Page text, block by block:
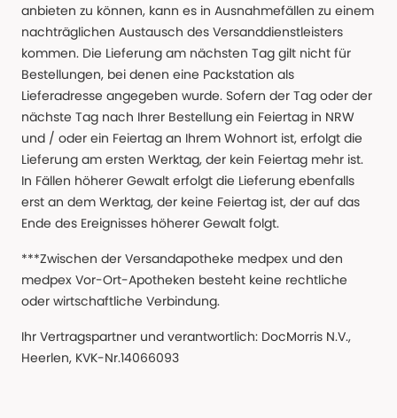
anbieten zu können, kann es in Ausnahmefällen zu einem
nachträglichen Austausch des Versanddienstleisters
kommen. Die Lieferung am nächsten Tag gilt nicht für
Bestellungen, bei denen eine Packstation als
Lieferadresse angegeben wurde. Sofern der Tag oder der
nächste Tag nach Ihrer Bestellung ein Feiertag in NRW
und / oder ein Feiertag an Ihrem Wohnort ist, erfolgt die
Lieferung am ersten Werktag, der kein Feiertag mehr ist.
In Fällen höherer Gewalt erfolgt die Lieferung ebenfalls
erst an dem Werktag, der keine Feiertag ist, der auf das
Ende des Ereignisses höherer Gewalt folgt.
***Zwischen der Versandapotheke medpex und den
medpex Vor-Ort-Apotheken besteht keine rechtliche
oder wirtschaftliche Verbindung.
Ihr Vertragspartner und verantwortlich: DocMorris N.V.,
Heerlen, KVK-Nr.14066093